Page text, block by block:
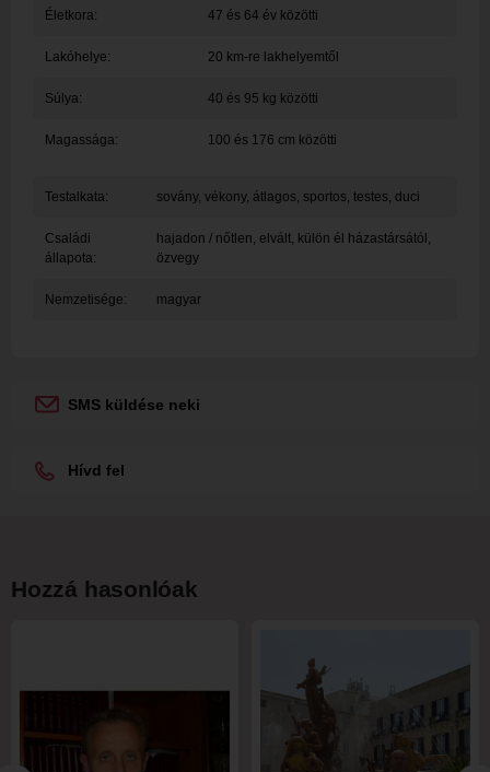
Életkora: 47 és 64 év közötti
Lakóhelye: 20 km-re lakhelyemtől
Súlya: 40 és 95 kg közötti
Magassága: 100 és 176 cm közötti
Testalkata: sovány, vékony, átlagos, sportos, testes, duci
Családi
állapota:
hajadon / nőtlen, elvált, külön él házastársától,
özvegy
Nemzetisége: magyar
SMS küldése neki
Hívd fel
Hozzá hasonlóak